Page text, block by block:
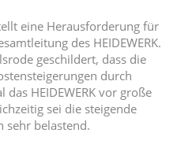
eine Herausforderung für
des HEIDEWERK.
geschildert, dass die
durch
HEIDEWERK vor große
sei die steigende
sehr belastend.